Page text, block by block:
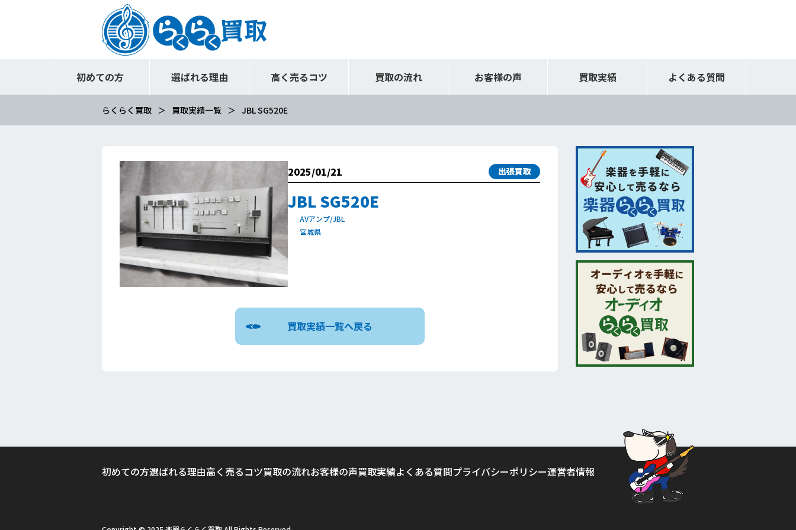
初めての方 選ばれる理由 高く売るコツ 買取の流れ お客様の声 買取実績 よくある質問
らくらく買取 買取実績一覧 JBL SG520E
2025/01/21 出張買取
JBL SG520E
AVアンプ/JBL
宮城県
買取実績一覧へ戻る
初めての方選ばれる理由高く売るコツ買取の流れお客様の声買取実績よくある質問プライバシーポリシー運営者情報